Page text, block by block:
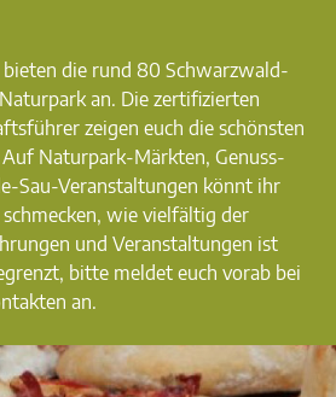
die rund 80 Schwarzwald-
an. Die zertifizierten
zeigen euch die schönsten
Naturpark-Märkten, Genuss-
Sau-Veranstaltungen könnt ihr
wie vielfältig der
und Veranstaltungen ist
bitte meldet euch vorab bei
an.